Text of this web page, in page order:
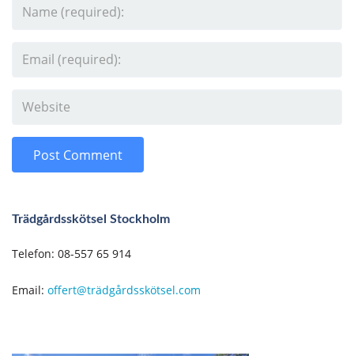
Trädgårdsskötsel Stockholm
Telefon: 08-557 65 914
Email: offert@trädgårdsskötsel.com